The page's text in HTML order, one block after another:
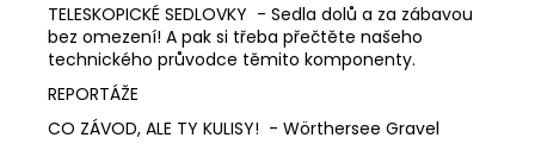
TELESKOPICKÉ SEDLOVKY - Sedla dolů a za zábavou
bez omezení! A pak si třeba přečtěte našeho
technického průvodce těmito komponenty.
REPORTÁŽE
CO ZÁVOD, ALE TY KULISY! - Wörthersee Gravel